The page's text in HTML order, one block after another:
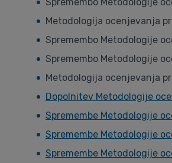
Metodologija ocenjevanja
Spremembo Metodologije
Spremembo Metodologije
Metodologija ocenjevanja
Dopolnitev Metodologije
Spremembe Metodologije
Spremembe Metodologije
Spremembe Metodologije